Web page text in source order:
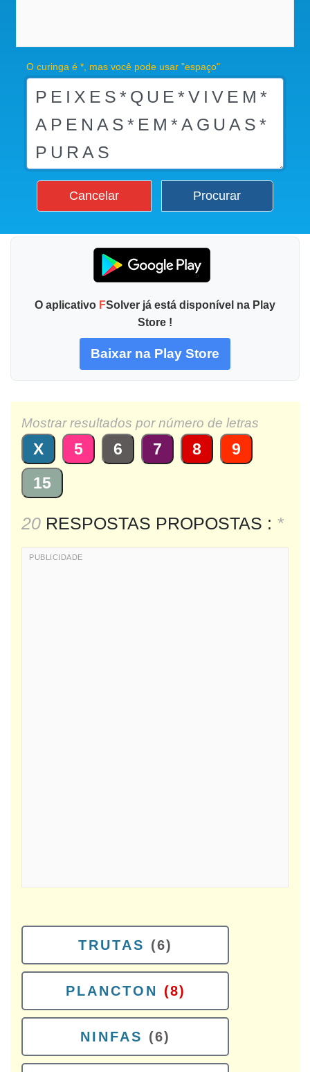
O curinga é *, mas você pode usar "espaço"
Cancelar Procurar
O aplicativo FSolver já está disponível na Play
Store !
Baixar na Play Store
Mostrar resultados por número de letras
X 5 6 7 8
9
15
20 RESPOSTAS PROPOSTAS : *
TRUTAS (6)
PLANCTON (8)
NINFAS (6)